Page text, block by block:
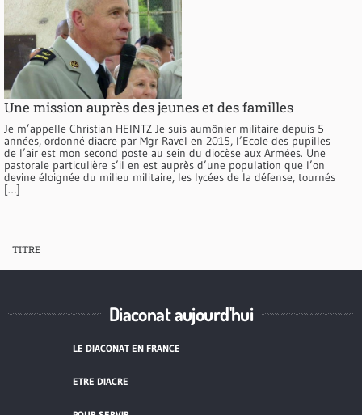
Une mission auprès des jeunes et des familles
Je m’appelle Christian HEINTZ Je suis aumônier militaire depuis 5
années, ordonné diacre par Mgr Ravel en 2015, l’Ecole des pupilles
de l’air est mon second poste au sein du diocèse aux Armées. Une
pastorale particulière s’il en est auprès d’une population que l’on
devine éloignée du milieu militaire, les lycées de la défense, tournés
[…]
TITRE
Diaconat aujourd'hui
LE DIACONAT EN FRANCE
ETRE DIACRE